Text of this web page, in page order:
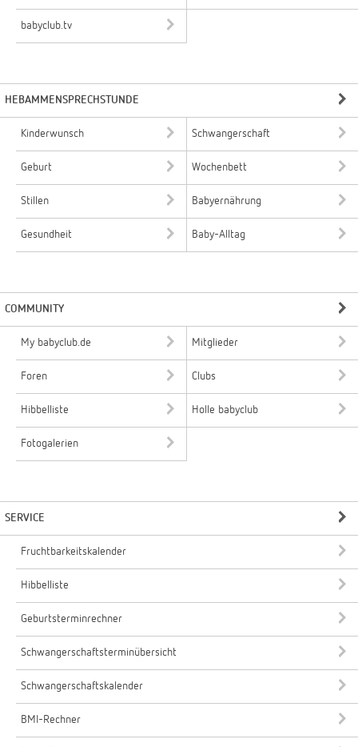
babyclub.tv
HEBAMMENSPRECHSTUNDE
Kinderwunsch Schwangerschaft
Geburt Wochenbett
Stillen Babyernährung
Gesundheit Baby-Alltag
COMMUNITY
My babyclub.de Mitglieder
Foren Clubs
Hibbelliste Holle babyclub
Fotogalerien
SERVICE
Fruchtbarkeitskalender
Hibbelliste
Geburtsterminrechner
Schwangerschaftsterminübersicht
Schwangerschaftskalender
BMI-Rechner